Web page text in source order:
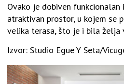
Ovako je dobiven
atraktivan prostor, u kojem se
velika terasa, što je i bila želja
Izvor: Studio Egue Y Seta/